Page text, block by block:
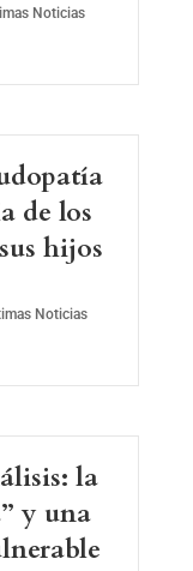
Noticias
de los
hijos
Noticias
la
y una